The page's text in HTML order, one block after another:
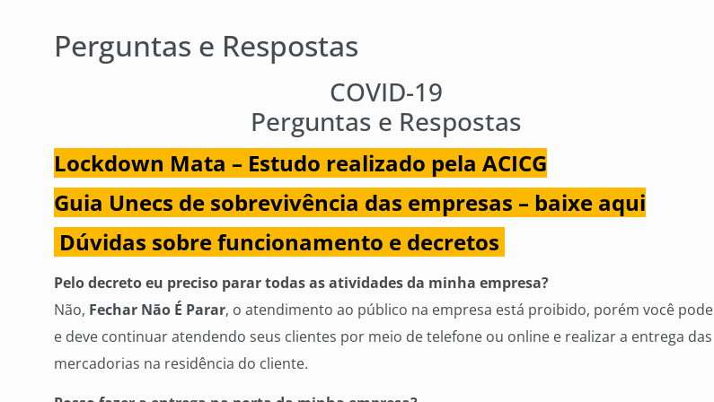
Perguntas e Respostas
COVID-19
Perguntas e Respostas
Lockdown Mata – Estudo realizado pela ACICG
Guia Unecs de sobrevivência das empresas – baixe aqui
Dúvidas sobre funcionamento e decretos
Pelo decreto eu preciso parar todas as atividades da minha empresa?
Não, Fechar Não É Parar, o atendimento ao público na empresa está proibido, porém você pode
e deve continuar atendendo seus clientes por meio de telefone ou online e realizar a entrega das
mercadorias na residência do cliente.